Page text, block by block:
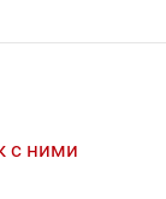
с ними